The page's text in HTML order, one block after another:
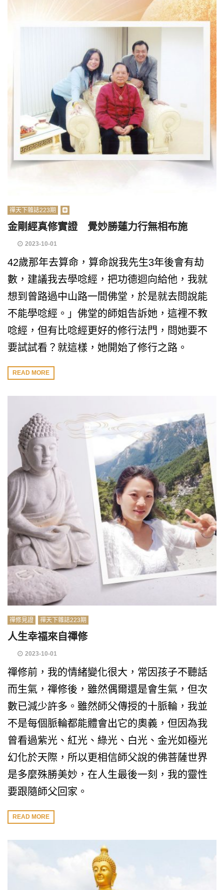
禪天下雜誌223期
金剛經真修實證 覺妙勝蓮力行無相布施
2023-10-01
42歲那年去算命，算命說我先生3年後會有劫
數，建議我去學唸經，把功德迴向給他，我就
想到曾路過中山路一間佛堂，於是就去問說能
不能學唸經。」佛堂的師姐告訴她，這裡不教
唸經，但有比唸經更好的修行法門，問她要不
要試試看？就這樣，她開始了修行之路。
READ MORE
禪修見證 禪天下雜誌223期
人生幸福來自禪修
2023-10-01
禪修前，我的情緒變化很大，常因孩子不聽話
而生氣，禪修後，雖然偶爾還是會生氣，但次
數已減少許多。雖然師父傳授的十脈輪，我並
不是每個脈輪都能體會出它的奧義，但因為我
曾看過紫光、紅光、綠光、白光、金光如極光
幻化於天際，所以更相信師父說的佛菩薩世界
是多麼殊勝美妙，在人生最後一刻，我的靈性
要跟隨師父回家。
READ MORE